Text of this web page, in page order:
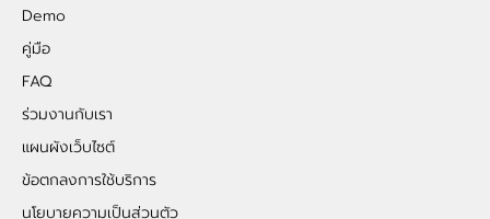
Demo
คู่มือ
FAQ
ร่วมงานกับเรา
แผนผังเว็บไซต์
ข้อตกลงการใช้บริการ
นโยบายความเป็นส่วนตัว